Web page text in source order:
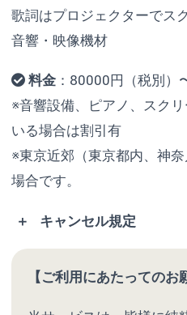
歌詞はプロジェクターでス
音響・映像機材
料金：80000円（税別）
※音響設備、ピアノ、スク
いる場合は割引有
※東京近郊（東京都内、神
場合です。
キャンセル規定
【ご利用にあたってのお